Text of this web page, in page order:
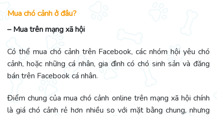
Mua chó cảnh ở đâu?
– Mua trên mạng xã hội
Có thể mua chó cảnh trên Facebook, các nhóm hội yêu chó
cảnh, hoặc những cá nhân, gia đình có chó sinh sản và đăng
bán trên Facebook cá nhân.
Điểm chung của mua chó cảnh online trên mạng xã hội chính
là giá chó cảnh rẻ hơn nhiều so với mặt bằng chung, nhưng